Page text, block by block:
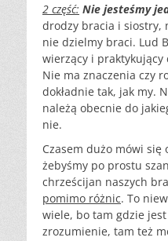
2 część: Nie jesteśmy
drodzy bracia i siostry,
nie dzielmy braci. Lud
wierzący i praktykujący
Nie ma znaczenia czy
dokładnie tak, jak my.
należą obecnie do
nie.
Czasem dużo mówi się
żebyśmy po prostu
chrześcijan naszych
pomimo różnic. To
wiele, bo tam gdzie
zrozumienie, tam też